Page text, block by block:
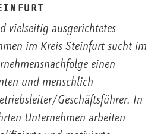
vielseitig ausgerichtetes
im Kreis Steinfurt sucht im
einen
und menschlich
Geschäftsführer. In
Unternehmen arbeiten